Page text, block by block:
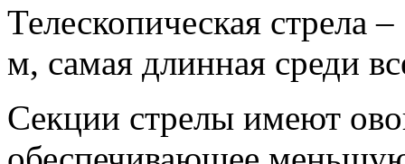
Телескопическая стрела
м, самая длинная среди
Секции стрелы имеют